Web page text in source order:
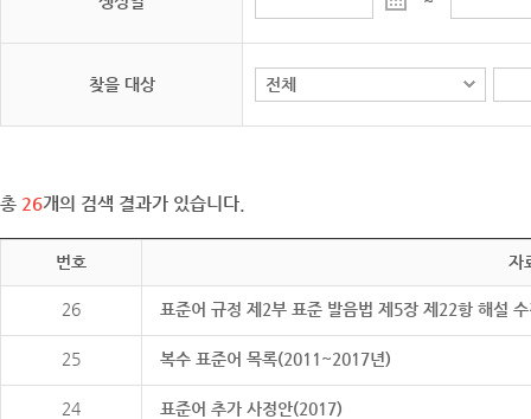
찾을 대상
총 26개의 검색 결과가 있습니다.
번호 자
26 표준어 규정 제2부 표준 발음법 제5장 제22항 해설
25 복수 표준어 목록(2011~2017년)
24 표준어 추가 사정안(2017)